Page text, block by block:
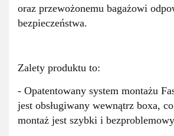
oraz przewożonemu bagażowi
bezpieczeństwa.
Zalety produktu to:
- Opatentowany system montażu
jest obsługiwany wewnątrz boxa,
montaż jest szybki i